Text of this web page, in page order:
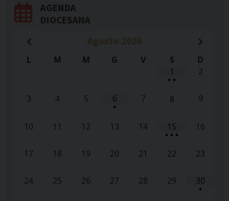
AGENDA
DIOCESANA
L M M G V S
D
1
• •
2
3 4 5 6
•
7 8 9
10 11 12 13 14 15
• • •
16
17 18 19 20 21 22 23
24 25 26 27 28 29 30
•